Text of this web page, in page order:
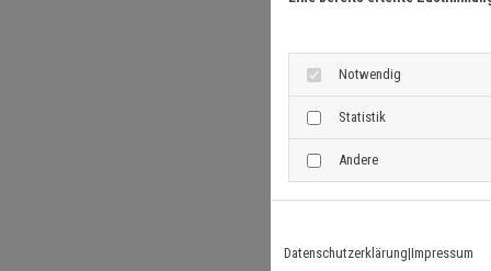
Notwendig
Statistik
Andere
Datenschutzerklärung|Impressum